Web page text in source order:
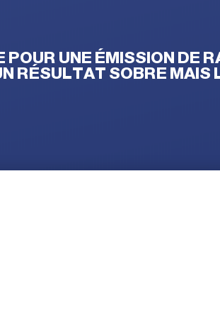
UNE ÉMISSION DE
RÉSULTAT SOBRE MAIS